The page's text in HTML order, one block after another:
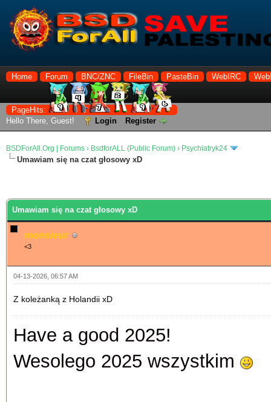
Home Forum BNC/ZNC FileBin PasteBin WebIRC
PageHits:
Hello There, Guest!
Login Register
BSDForAll.Org | Forums › BsdforALL (Public Forum) › Psychiatryk24
Umawiam się na czat głosowy xD
Umawiam się na czat głosowy xD
monsieur
<3
04-13-2026, 06:57 AM
Z koleżanką z Holandii xD
Have a good 2025!
Wesolego 2025 wszystkim